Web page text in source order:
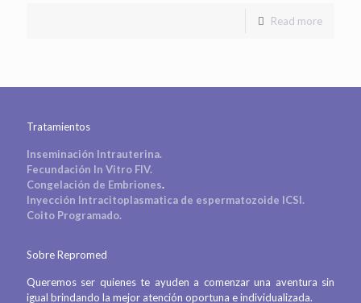
Read more
Tratamientos
Inseminación Intrauterina.
Fecundación In Vitro FIV.
Congelación de Embriones.
Inyección Intracitoplasmatica de espermatozoide ICSI.
Coito Programado.
Sobre Repromed
Queremos ser quienes te ayuden a comenzar una aventura sin
igual brindando la mejor atención oportuna e individualizada.